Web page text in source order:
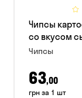
Чипсы
со вкусом
Чипсы
63,00
грн за 1 шт